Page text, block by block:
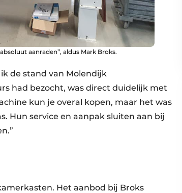
aanraden”, aldus Mark Broks.
de stand van Molendijk
had bezocht, was direct duidelijk met
kun je overal kopen, maar het was
Hun service en aanpak sluiten aan bij
Het aanbod bij Broks